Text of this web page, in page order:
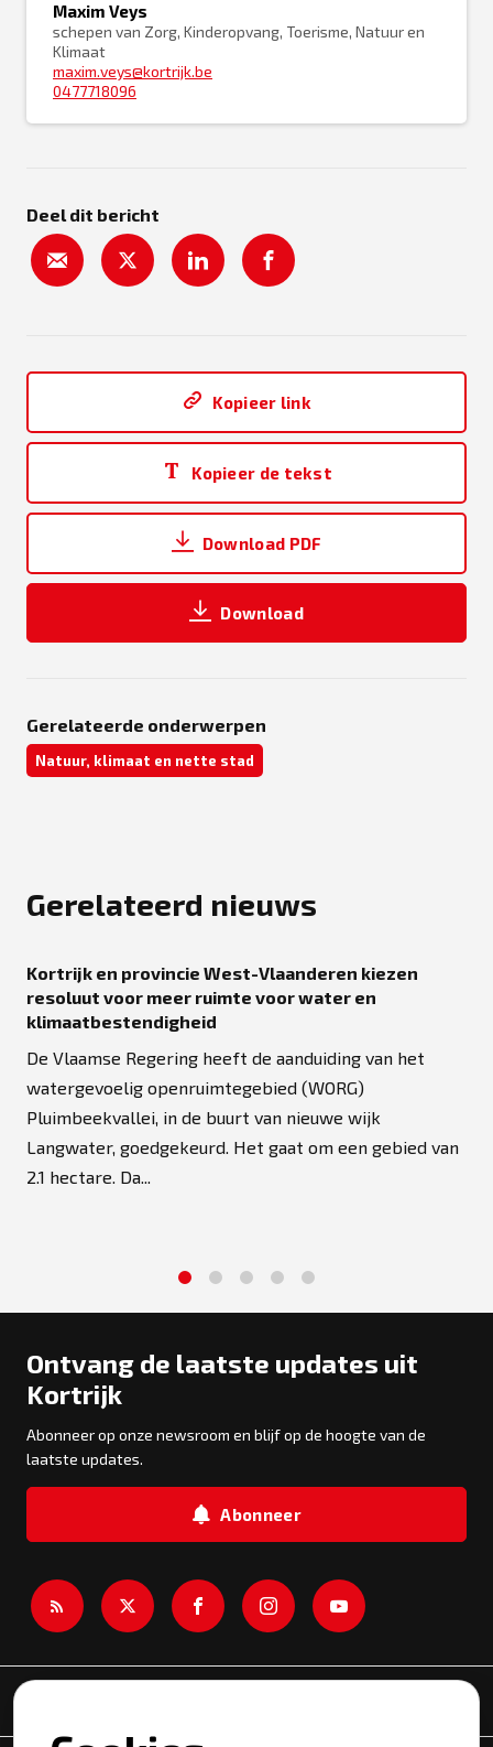
Maxim Veys
schepen van Zorg, Kinderopvang, Toerisme, Natuur en
Klimaat
maxim.veys@kortrijk.be
0477718096
Deel dit bericht
Kopieer link
Kopieer de tekst
Download PDF
Download
Gerelateerde onderwerpen
Natuur, klimaat en nette stad
Gerelateerd nieuws
Kortrijk en provincie West-Vlaanderen kiezen
resoluut voor meer ruimte voor water en
klimaatbestendigheid
De Vlaamse Regering heeft de aanduiding van het
watergevoelig openruimtegebied (WORG)
Pluimbeekvallei, in de buurt van nieuwe wijk
Langwater, goedgekeurd. Het gaat om een gebied van
2.1 hectare. Da...
Ontvang de laatste updates uit
Kortrijk
Abonneer op onze newsroom en blijf op de hoogte van de
laatste updates.
Abonneer